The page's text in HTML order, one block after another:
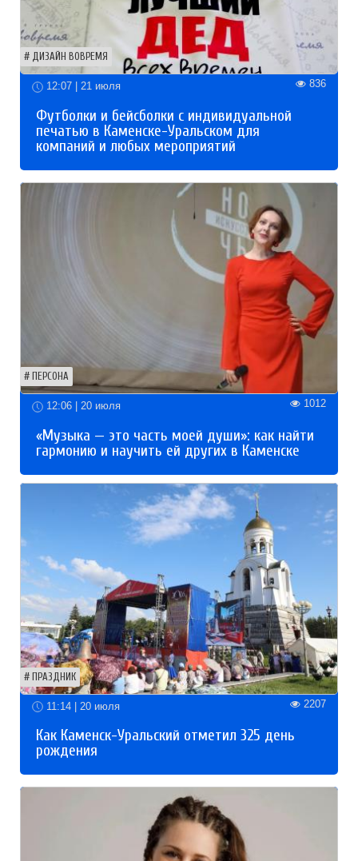
ДИЗАЙН ВОВРЕМЯ
12:07 | 21 июля 836
Футболки и бейсболки с индивидуальной
печатью в Каменске-Уральском для
компаний и любых мероприятий
ПЕРСОНА
12:06 | 20 июля 1012
«Музыка — это часть моей души»: как найти
гармонию и научить ей других в Каменске
ПРАЗДНИК
11:14 | 20 июля 2207
Как Каменск-Уральский отметил 325 день
рождения